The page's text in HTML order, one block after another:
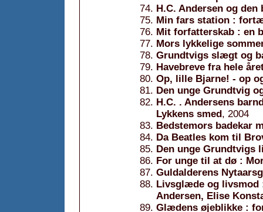
H.C. Andersen og
Min fars station :
Mit forfatterskab : en
Mors lykkelige
Grundtvigs slægt og
Havebreve fra hele
Op, lille Bjarne! - op
Den unge Grundtvig
H.C. . Andersens
Lykkens smed, 2004
Bedstemors badekar
Da Beatles kom til
Den unge Grundtvigs
For unge til at dø :
Guldalderens
Livsglæde og livsmod
Andersen, Elise
Glædens øjeblikke :